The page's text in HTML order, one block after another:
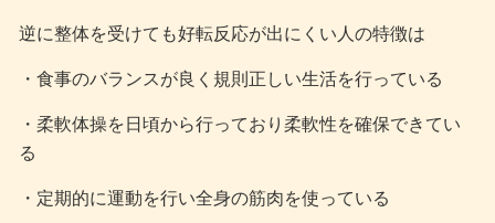
逆に整体を受けても好転反応が出にくい人の特徴は
・食事のバランスが良く規則正しい生活を行っている
・柔軟体操を日頃から行っており柔軟性を確保できてい
る
・定期的に運動を行い全身の筋肉を使っている